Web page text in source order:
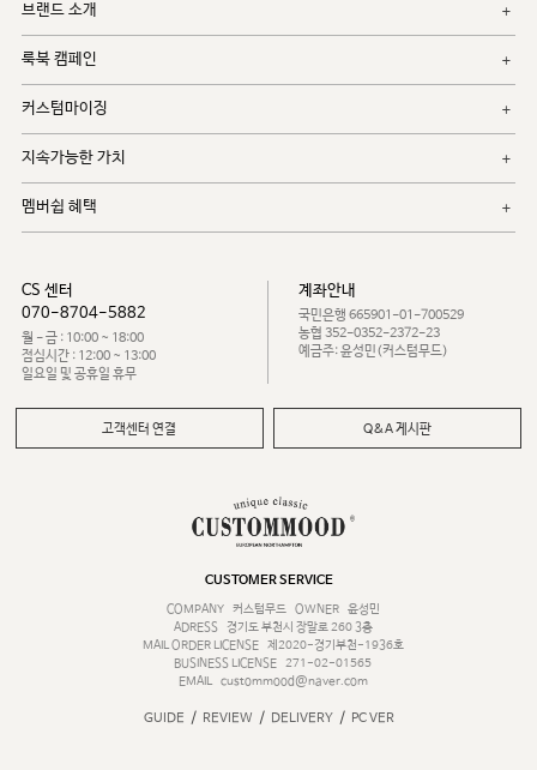
브랜드 소개
룩북 캠페인
커스텀마이징
지속가능한 가치
멤버쉽 혜택
CS 센터
070-8704-5882
월 - 금 : 10:00 ~ 18:00
점심시간 : 12:00 ~ 13:00
일요일 및 공휴일 휴무
계좌안내
국민은행 665901-01-700529
농협 352-0352-2372-23
예금주: 윤성민(커스텀무드)
고객센터 연결 Q&A 게시판
CUSTOMER SERVICE
COMPANY
커스텀무드 OWNER
윤성민
ADRESS
경기도 부천시 장말로 260 3층
MAIL ORDER LICENSE
제2020-경기부천-1936호
BUSINESS LICENSE 271-02-01565
EMAIL
custommood@naver.com
GUIDE / REVIEW / DELIVERY / PC VER